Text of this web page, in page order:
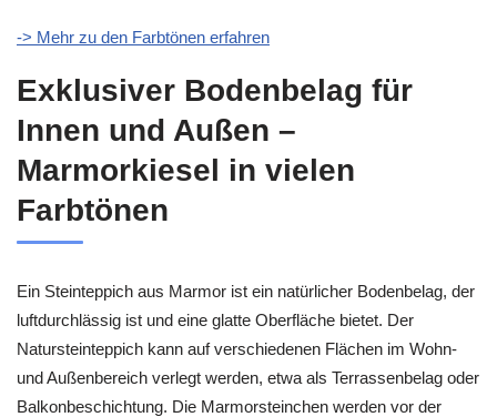
-> Mehr zu den Farbtönen erfahren
Exklusiver Bodenbelag für
Innen und Außen –
Marmorkiesel in vielen
Farbtönen
Ein Steinteppich aus Marmor ist ein natürlicher Bodenbelag, der
luftdurchlässig ist und eine glatte Oberfläche bietet. Der
Natursteinteppich kann auf verschiedenen Flächen im Wohn-
und Außenbereich verlegt werden, etwa als Terrassenbelag oder
Balkonbeschichtung. Die Marmorsteinchen werden vor der